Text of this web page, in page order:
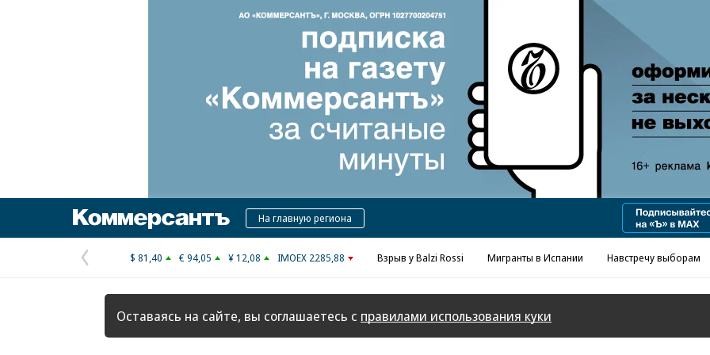
КоммерсантъНа главную региона
Предыдущая
страница
$ 81,40 € 94,05 ¥ 12,08 IMOEX 2285,88 Взрыв у Balzi Rossi Мигранты в Испании Навстречу выборам
Оставаясь на сайте, вы соглашаетесь с правилами использования куки